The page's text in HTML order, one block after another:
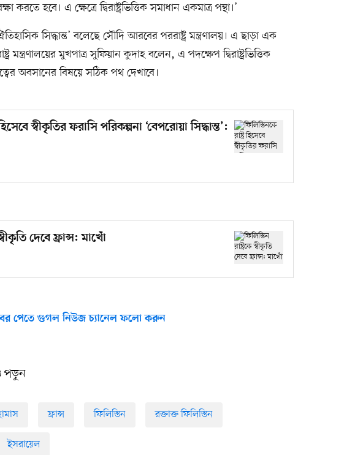
হবে। এ ক্ষেত্রে দ্বিরাষ্ট্রভিত্তিক সমাধান একমাত্র পন্থা।’
সিদ্ধান্ত’ বলেছে সৌদি আরবের পররাষ্ট্র মন্ত্রণালয়। এ ছাড়া এক
মন্ত্রণালয়ের মুখপাত্র সুফিয়ান কুদাহ বলেন, এ পদক্ষেপ দ্বিরাষ্ট্রভিত্তিক
অবসানের বিষয়ে সঠিক পথ দেখাবে।
স্বীকৃতির ফরাসি পরিকল্পনা ‘বেপরোয়া সিদ্ধান্ত’:
দেবে ফ্রান্স: মাখোঁ
পেতে গুগল নিউজ চ্যানেল ফলো করুন
পড়ুন
ফ্রান্স ফিলিস্তিন রক্তাক্ত ফিলিস্তিন
ইসরায়েল